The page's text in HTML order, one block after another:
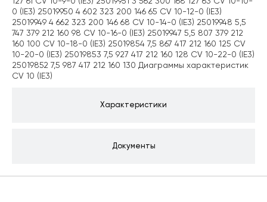
Характеристики
Документы
0 (IE3) 25019950 4 602 323 200 146 65 CV 10-12-0 (IE3)
25019949 4 662 323 200 146 68 CV 10-14-0 (IE3) 25019948 5,5
747 379 212 160 98 CV 10-16-0 (IE3) 25019947 5,5 807 379 212
160 100 CV 10-18-0 (IE3) 25019854 7,5 867 417 212 160 125 CV
10-20-0 (IE3) 25019853 7,5 927 417 212 160 128 CV 10-22-0 (IE3)
25019852 7,5 987 417 212 160 130 Диаграммы характеристик
CV 10 (IE3)